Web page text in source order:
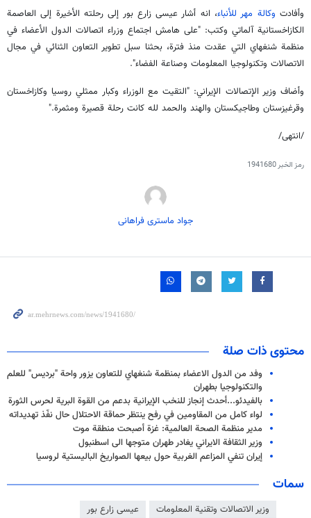
وأفادت وكالة مهر للأنباء، انه أشار عيسى زارع بور إلى رحلته الأخيرة إلى العاصمة
الكازاخستانية آلماتي وكتب: "على هامش اجتماع وزراء اتصالات الدول الأعضاء في
منظمة شنغهاي التي عقدت منذ فترة، بحثنا سبل تطوير التعاون الثنائي في مجال
الاتصالات وتكنولوجيا المعلومات وصناعة الفضاء".
وأضاف وزير الإتصالات الإيراني: "التقيت مع الوزراء وكبار ممثلي روسيا وكازاخستان
وقرغيزستان وطاجيكستان والهند والحمد لله كانت رحلة قصيرة ومثمرة."
/انتهى/
رمز الخبر1941680
جواد ماستری فراهانی
محتوى ذات صلة
وفد من الدول الاعضاء بمنظمة شنغهاي للتعاون يزور واحة "برديس" للعلم
والتكنولوجيا بطهران
بالفيدئو...أحدث إنجاز للنخب الإيرانية بدعم من القوة البرية لحرس الثورة
لواء كامل من المقاومين في رفح ينتظر حماقة الاحتلال حال نفّذ تهديداته
مدير منظمة الصحة العالمية: غزة أصبحت منطقة موت
وزير الثقافة الايراني يغادر طهران متوجها الى اسطنبول
إيران تنفي المزاعم الغربية حول بيعها الصواريخ الباليستية لروسيا
سمات
وزير الاتصالات وتقنية المعلومات
عیسی زارع بور